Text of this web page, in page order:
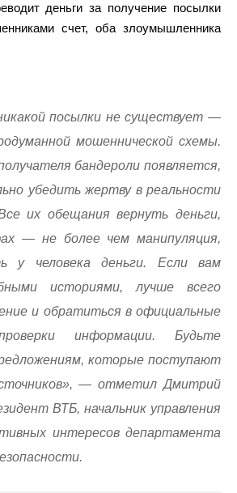
деньги за получение посылки
счет, оба злоумышленника
посылки не существует —
мошеннической схемы.
бандероли появляется,
убедить жертву в реальности
их обещания вернуть деньги,
— не более чем манипуляция,
у человека деньги. Если вам
историями, лучше всего
и обратиться в официальные
информации. Будьте
которые поступают
— отметил Дмитрий
ВТБ, начальник управления
интересов департамента